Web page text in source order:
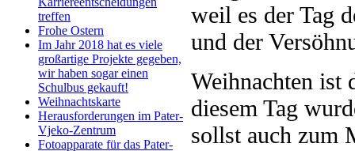
treffen
Frohe Ostern
Im Jahr 2018 hat es viele
großartige Projekte gegeben,
wir haben sogar einen
Schulbus gekauft!
Weihnachtskarte
Herausforderungen im Pater-
Vjeko-Zentrum
Fotoapparate für das Pater-
weil es der Tag
und der
Weihnachten ist
diesem Tag
sollst auch zum